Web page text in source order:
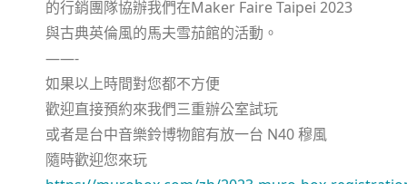
的行銷團隊協辦我們在Maker Faire Taipei 2023
與古典英倫風的馬夫雪茄館的活動。
——-
如果以上時間對您都不方便
歡迎直接預約來我們三重辦公室試玩
或者是台中音樂鈴博物館有放一台 N40 穆風
隨時歡迎您來玩